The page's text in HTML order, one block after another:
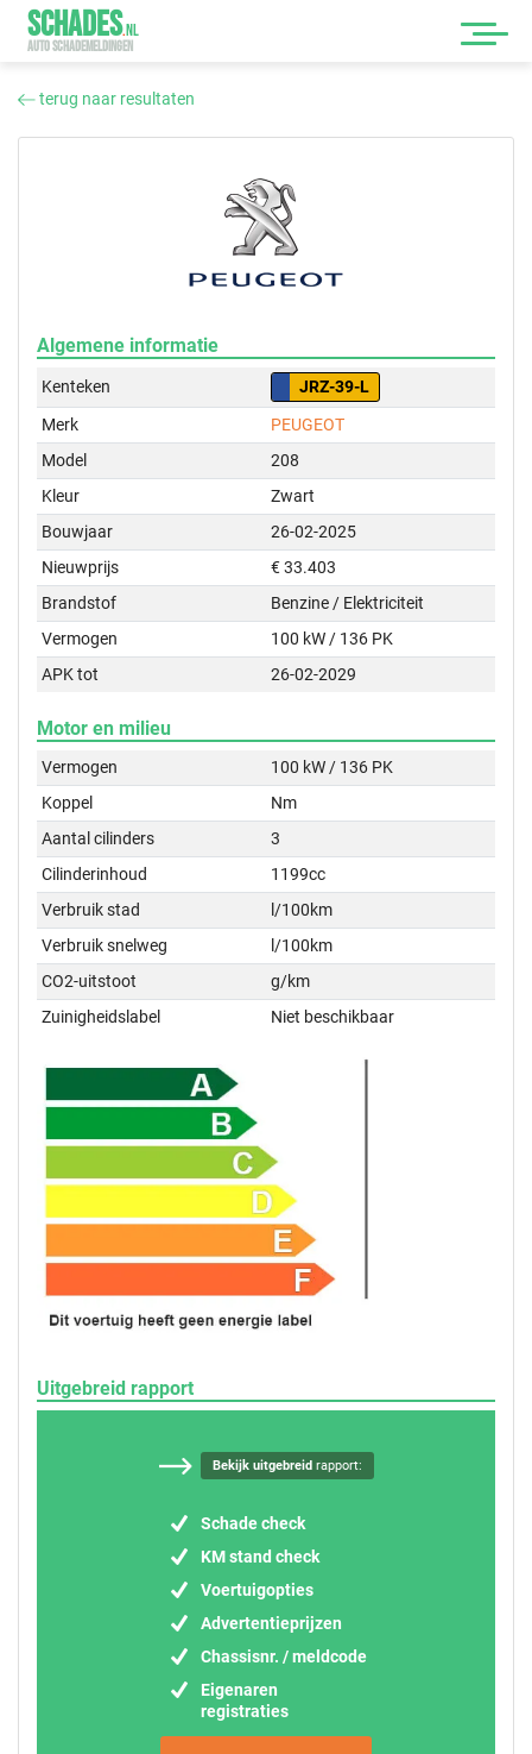
SCHADES.NL
AUTO SCHADEMELDINGEN
terug naar resultaten
Algemene informatie
Kenteken
JRZ-39-L
Merk
PEUGEOT
Model
208
Kleur
Zwart
Bouwjaar
26-02-2025
Nieuwprijs
€ 33.403
Brandstof
Benzine / Elektriciteit
Vermogen
100 kW / 136 PK
APK tot
26-02-2029
Motor en milieu
Vermogen
100 kW / 136 PK
Koppel
Nm
Aantal cilinders
3
Cilinderinhoud
1199cc
Verbruik stad
l/100km
Verbruik snelweg
l/100km
CO2-uitstoot
g/km
Zuinigheidslabel
Niet beschikbaar
Uitgebreid rapport
Bekijk uitgebreidrapport:
Schade check
KM stand check
Voertuigopties
Advertentieprijzen
Chassisnr. / meldcode
Eigenaren
registraties